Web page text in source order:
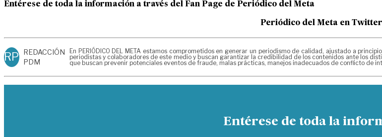
Entérese de toda la información a través del Fan Page de Periódico del Meta
Periódico del Meta en Twitter
RP REDACCIÓN
PDM
En PERIÓDICO DEL META estamos comprometidos en generar un periodismo de calidad, ajustado a
periodistas y colaboradores de este medio y buscan garantizar la credibilidad de los contenidos ante los
que buscan prevenir potenciales eventos de fraude, malas prácticas, manejos inadecuados de conflicto de
Entérese de toda la